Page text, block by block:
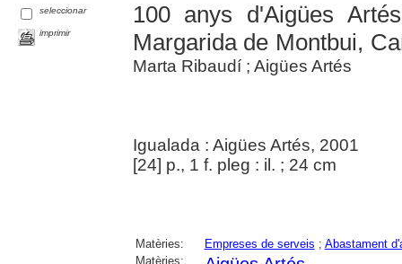
seleccionar
imprimir
100 anys d'Aigües
Margarida de Montbui,
Marta Ribaudí ; Aigües Artés
Igualada : Aigües Artés, 2001
[24] p., 1 f. pleg : il. ; 24 cm
Matèries: Empreses de serveis ; Abastament
Matèries: